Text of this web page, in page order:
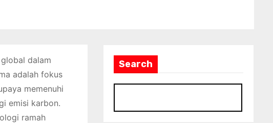
dalam
adalah fokus
memenuhi
emisi karbon.
ramah
Search